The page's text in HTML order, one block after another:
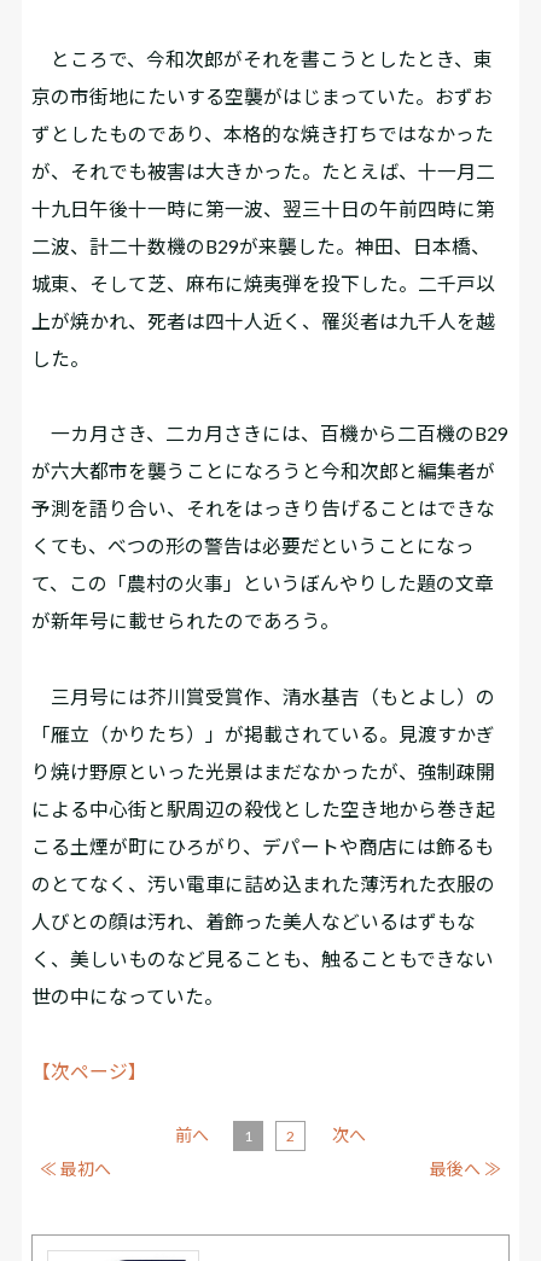
ところで、今和次郎がそれを書こうとしたとき、東
京の市街地にたいする空襲がはじまっていた。おずお
ずとしたものであり、本格的な焼き打ちではなかった
が、それでも被害は大きかった。たとえば、十一月二
十九日午後十一時に第一波、翌三十日の午前四時に第
二波、計二十数機のB29が来襲した。神田、日本橋、
城東、そして芝、麻布に焼夷弾を投下した。二千戸以
上が焼かれ、死者は四十人近く、罹災者は九千人を越
した。
一カ月さき、二カ月さきには、百機から二百機のB29
が六大都市を襲うことになろうと今和次郎と編集者が
予測を語り合い、それをはっきり告げることはできな
くても、べつの形の警告は必要だということになっ
て、この「農村の火事」というぼんやりした題の文章
が新年号に載せられたのであろう。
三月号には芥川賞受賞作、清水基吉（もとよし）の
「雁立（かりたち）」が掲載されている。見渡すかぎ
り焼け野原といった光景はまだなかったが、強制疎開
による中心街と駅周辺の殺伐とした空き地から巻き起
こる土煙が町にひろがり、デパートや商店には飾るも
のとてなく、汚い電車に詰め込まれた薄汚れた衣服の
人びとの顔は汚れ、着飾った美人などいるはずもな
く、美しいものなど見ることも、触ることもできない
世の中になっていた。
【次ページ】
≪ 最初へ
前へ 1 2
次へ
最後へ ≫